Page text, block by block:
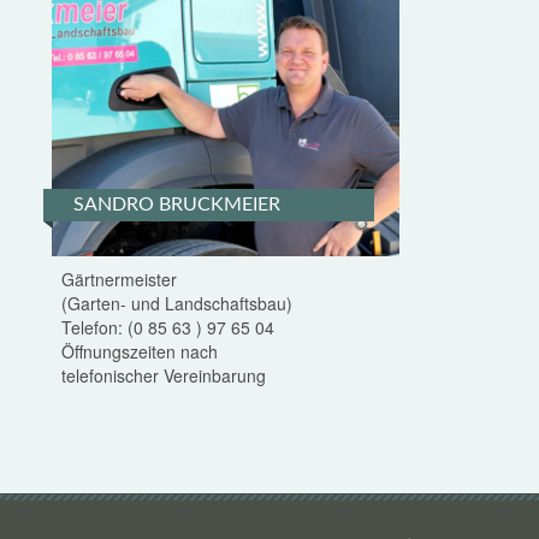
SANDRO BRUCKMEIER
Gärtnermeister
(Garten- und Landschaftsbau)
Telefon: (0 85 63 ) 97 65 04
Öffnungszeiten nach
telefonischer Vereinbarung